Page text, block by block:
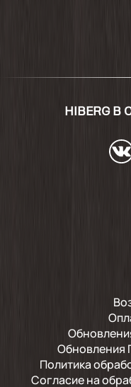
HIBERG
Обновления
Политика
Согласие на